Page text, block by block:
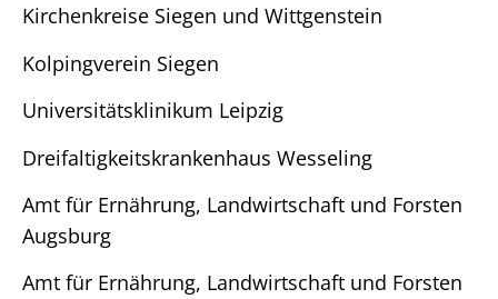
Kirchenkreise Siegen und Wittgenstein
Kolpingverein Siegen
Universitätsklinikum Leipzig
Dreifaltigkeitskrankenhaus Wesseling
Amt für Ernährung, Landwirtschaft und Forsten
Augsburg
Amt für Ernährung, Landwirtschaft und Forsten